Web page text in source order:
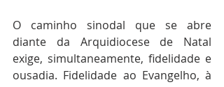
O caminho sinodal que se abre
diante da Arquidiocese de Natal
exige, simultaneamente, fidelidade e
ousadia. Fidelidade ao Evangelho, à